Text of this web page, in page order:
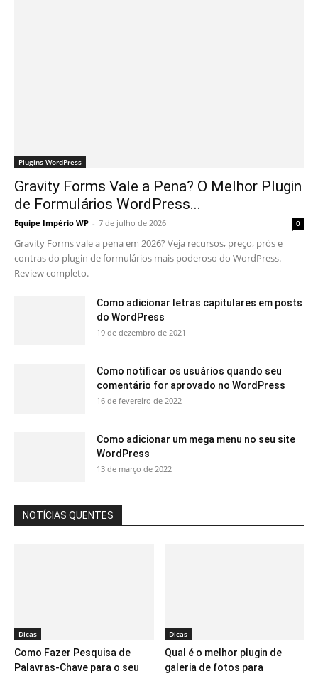
Plugins WordPress
Gravity Forms Vale a Pena? O Melhor Plugin
de Formulários WordPress...
Equipe Império WP - 7 de julho de 2026 0
Gravity Forms vale a pena em 2026? Veja recursos, preço, prós e
contras do plugin de formulários mais poderoso do WordPress.
Review completo.
Como adicionar letras capitulares em posts
do WordPress
19 de dezembro de 2021
Como notificar os usuários quando seu
comentário for aprovado no WordPress
16 de fevereiro de 2022
Como adicionar um mega menu no seu site
WordPress
13 de março de 2022
NOTÍCIAS QUENTES
Dicas
Como Fazer Pesquisa de
Palavras-Chave para o seu
Dicas
Qual é o melhor plugin de
galeria de fotos para